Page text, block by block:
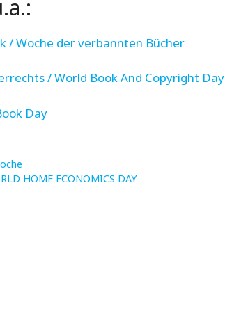
/ Woche der verbannten Bücher
/ World Book And Copyright Day
Day
HOME ECONOMICS DAY